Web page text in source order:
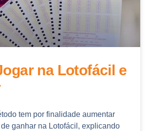
na Lotofácil e
tem por finalidade aumentar
ganhar na Lotofácil, explicando